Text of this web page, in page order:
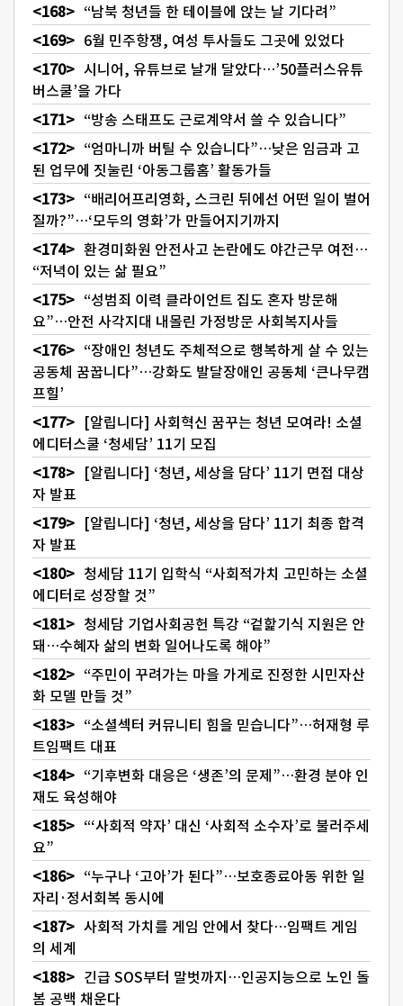
“남북 청년들 한 테이블에 앉는 날 기다려”
6월 민주항쟁, 여성 투사들도 그곳에 있었다
시니어, 유튜브로 날개 달았다…’50플러스유튜
버스쿨’을 가다
“방송 스태프도 근로계약서 쓸 수 있습니다”
“엄마니까 버틸 수 있습니다”…낮은 임금과 고
된 업무에 짓눌린 ‘아동그룹홈’ 활동가들
“배리어프리영화, 스크린 뒤에선 어떤 일이 벌어
질까?”…‘모두의 영화’가 만들어지기까지
환경미화원 안전사고 논란에도 야간근무 여전…
“저녁이 있는 삶 필요”
“성범죄 이력 클라이언트 집도 혼자 방문해
요”…안전 사각지대 내몰린 가정방문 사회복지사들
“장애인 청년도 주체적으로 행복하게 살 수 있는
공동체 꿈꿉니다”…강화도 발달장애인 공동체 ‘큰나무캠
프힐’
[알립니다] 사회혁신 꿈꾸는 청년 모여라! 소셜
에디터스쿨 ‘청세담’ 11기 모집
[알립니다] ‘청년, 세상을 담다’ 11기 면접 대상
자 발표
[알립니다] ‘청년, 세상을 담다’ 11기 최종 합격
자 발표
청세담 11기 입학식 “사회적가치 고민하는 소셜
에디터로 성장할 것”
청세담 기업사회공헌 특강 “겉핥기식 지원은 안
돼…수혜자 삶의 변화 일어나도록 해야”
“주민이 꾸려가는 마을 가게로 진정한 시민자산
화 모델 만들 것”
“소셜섹터 커뮤니티 힘을 믿습니다”…허재형 루
트임팩트 대표
“기후변화 대응은 ‘생존’의 문제”…환경 분야 인
재도 육성해야
“‘사회적 약자’ 대신 ‘사회적 소수자’로 불러주세
요”
“누구나 ‘고아’가 된다”…보호종료아동 위한 일
자리·정서회복 동시에
사회적 가치를 게임 안에서 찾다…임팩트 게임
의 세계
긴급 SOS부터 말벗까지…인공지능으로 노인 돌
봄 공백 채운다